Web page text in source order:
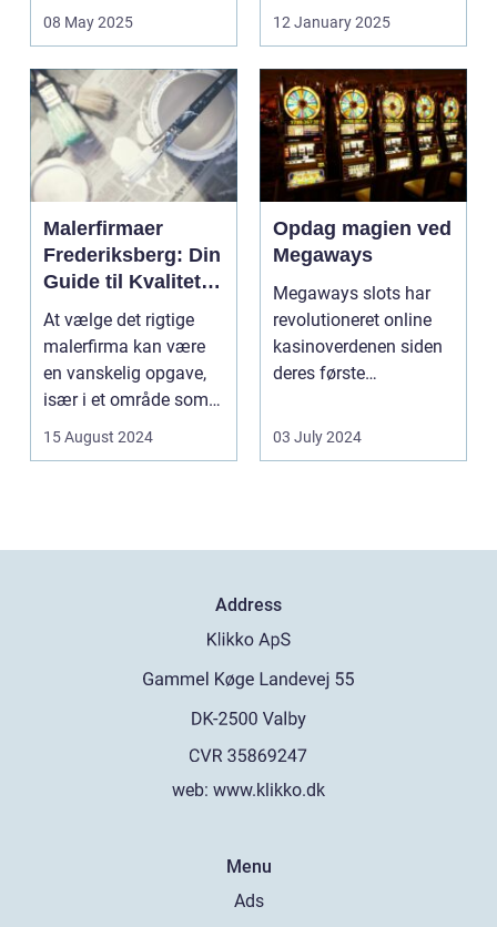
bæred...
08 May 2025
mulighed for ...
12 January 2025
Malerfirmaer
Frederiksberg: Din
Guide til Kvalitet
og Service
At vælge det rigtige
malerfirma kan være
en vanskelig opgave,
især i et område som
Frederiksberg, hv...
15 August 2024
Opdag magien ved
Megaways
Megaways slots har
revolutioneret online
kasinoverdenen siden
deres første
spillea...
03 July 2024
Address
web: www.klikko.dk
Menu
Ads